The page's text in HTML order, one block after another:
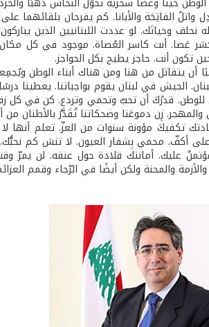
واتلُ الفاتِحَة والأبانا. كم يفرحان
نحلف وحياتَك. لو عددت اللبنانيين الذين
عَصا. أنت كاسر العُصاة. موجود في كل
تكون أنت. حاجز يطيح بكل الحواجز.
أن يتقاتل من هنا ومن هناك أبناء الوطن
الجيش في لبنان يقوم بواجباتنا. يعطينا
قدرُكَ أن تحبّ وتحمي وتردع. كن في كل
والمهجر. زِن دموعَنا وضحكاتنا تُقَدَّرُ بالأطنان
تكفيكَ مؤونة سنوات من العزّ. تعلم أنها
أكفّ. محمي بِشفار العيون. لا تنسَ كم نحبُّك.
عليك. أمانتك قلادة حول عنقه. لن
والمحنة ولكن أيضًا في الرّجاء وقمم